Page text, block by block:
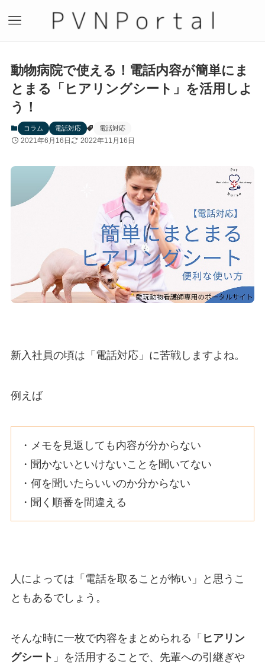
動物病院で使える！電話内容が簡単にま
とまる「ヒアリングシート」を活用しよ
う！
コラム 電話対応 電話対応
2021年6月16日 2022年11月16日
新入社員の頃は「電話対応」に苦戦しますよね。
例えば
・メモを見返しても内容が分からない
・聞かないといけないことを聞いてない
・何を聞いたらいいのか分からない
・聞く順番を間違える
人によっては「電話を取ることが怖い」と思うこ
ともあるでしょう。
そんな時に一枚で内容をまとめられる「 ヒアリン
グシート 」を活用することで、先輩への引継ぎや